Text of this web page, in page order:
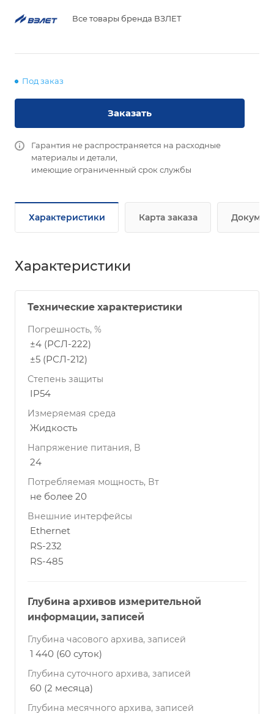
Все товары бренда ВЗЛЕТ
Под заказ
Заказать
Гарантия не распространяется на расходные
материалы и детали,
имеющие ограниченный срок службы
Характеристики Карта заказа
Характеристики
Технические характеристики
Погрешность, %
±4 (РСЛ-222)
±5 (РСЛ-212)
Степень защиты
IP54
Измеряемая среда
Жидкость
Напряжение питания, В
24
Потребляемая мощность, Вт
не более 20
Внешние интерфейсы
Ethernet
RS-232
RS-485
Глубина архивов измерительной
информации, записей
Глубина часового архива, записей
1 440 (60 суток)
Глубина суточного архива, записей
60 (2 месяца)
Глубина месячного архива, записей